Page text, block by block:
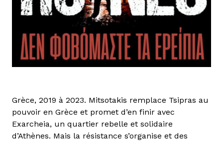
Grèce, 2019 à 2023. Mitsotakis remplace Tsipras au
pouvoir en Grèce et promet d’en finir avec
Exarcheia, un quartier rebelle et solidaire
d’Athènes. Mais la résistance s’organise et des